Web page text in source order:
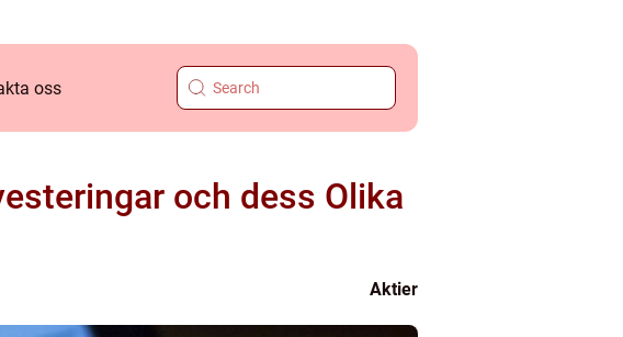
oss
och dess Olika
Aktier